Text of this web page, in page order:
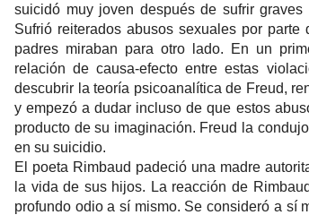
suicidó muy joven después de sufrir
Sufrió reiterados abusos sexuales por parte
padres miraban para otro lado. En un
relación de causa-efecto entre estas
descubrir la teoría psicoanalítica de Freud,
y empezó a dudar incluso de que estos
producto de su imaginación. Freud la
en su suicidio.
El poeta Rimbaud padeció una madre
la vida de sus hijos. La reacción de
profundo odio a sí mismo. Se consideró a sí